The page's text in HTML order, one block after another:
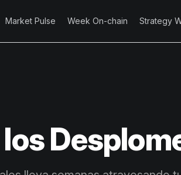
Market Pulse Week On-chain Strategy